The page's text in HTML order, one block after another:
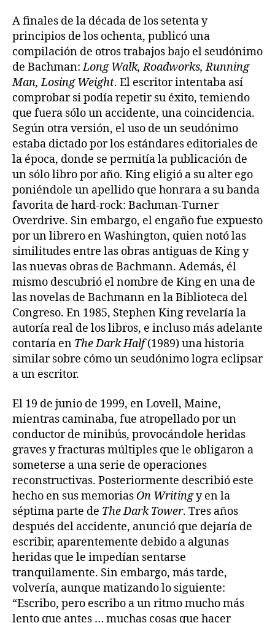
A finales de la década de los setenta y
principios de los ochenta, publicó una
compilación de otros trabajos bajo el seudónimo
de Bachman:Long Walk, Roadworks, Running
Man, Losing Weight. El escritor intentaba así
comprobar si podía repetir su éxito, temiendo
que fuera sólo un accidente, una coincidencia.
Según otra versión, el uso de un seudónimo
estaba dictado por los estándares editoriales de
la época, donde se permitía la publicación de
un sólo libro por año. King eligió a su alter ego
poniéndole un apellido que honrara a su banda
favorita de hard-rock: Bachman-Turner
Overdrive. Sin embargo, el engaño fue expuesto
por un librero en Washington, quien notó las
similitudes entre las obras antiguas de King y
las nuevas obras de Bachmann. Además, él
mismo descubrió el nombre de King en una de
las novelas de Bachmann en la Biblioteca del
Congreso. En 1985, Stephen King revelaría la
autoría real de los libros, e incluso más adelante
contaría en The Dark Half(1989) una historia
similar sobre cómo un seudónimo logra eclipsar
a un escritor.
El 19 de junio de 1999, en Lovell, Maine,
mientras caminaba, fue atropellado por un
conductor de minibús, provocándole heridas
graves y fracturas múltiples que le obligaron a
someterse a una serie de operaciones
reconstructivas. Posteriormente describió este
hecho en sus memorias On Writingy en la
séptima parte de The Dark Tower. Tres años
después del accidente, anunció que dejaría de
escribir, aparentemente debido a algunas
heridas que le impedían sentarse
tranquilamente. Sin embargo, más tarde,
volvería, aunque matizando lo siguiente:
“Escribo, pero escribo a un ritmo mucho más
lento que antes … muchas cosas que hacer